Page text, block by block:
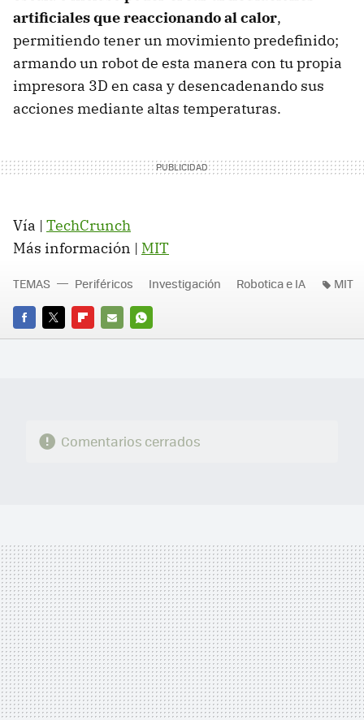
artificiales que reaccionando al calor,
permitiendo tener un movimiento predefinido;
armando un robot de esta manera con tu propia
impresora 3D en casa y desencadenando sus
acciones mediante altas temperaturas.
Vía | TechCrunch
Más información | MIT
FACEBOOK
TWITTERFLIPBOARD
E-
WHATSAPP
TEMAS Periféricos Investigación Robotica e IA MIT
Comentarios cerrados